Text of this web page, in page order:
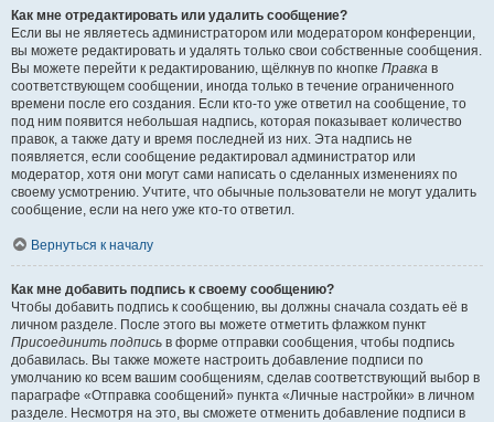
Как мне отредактировать или удалить сообщение?
Если вы не являетесь администратором или модератором конференции,
вы можете редактировать и удалять только свои собственные сообщения.
Вы можете перейти к редактированию, щёлкнув по кнопке Правка в
соответствующем сообщении, иногда только в течение ограниченного
времени после его создания. Если кто-то уже ответил на сообщение, то
под ним появится небольшая надпись, которая показывает количество
правок, а также дату и время последней из них. Эта надпись не
появляется, если сообщение редактировал администратор или
модератор, хотя они могут сами написать о сделанных изменениях по
своему усмотрению. Учтите, что обычные пользователи не могут удалить
сообщение, если на него уже кто-то ответил.
Вернуться к началу
Как мне добавить подпись к своему сообщению?
Чтобы добавить подпись к сообщению, вы должны сначала создать её в
личном разделе. После этого вы можете отметить флажком пункт
Присоединить подпись в форме отправки сообщения, чтобы подпись
добавилась. Вы также можете настроить добавление подписи по
умолчанию ко всем вашим сообщениям, сделав соответствующий выбор в
параграфе «Отправка сообщений» пункта «Личные настройки» в личном
разделе. Несмотря на это, вы сможете отменить добавление подписи в